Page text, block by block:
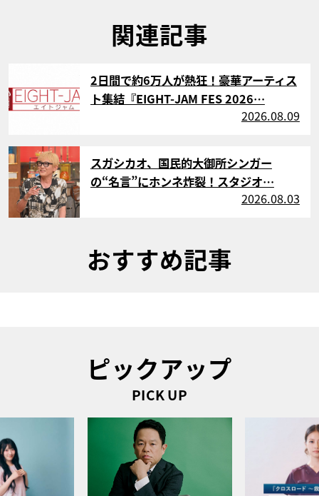
関連記事
2日間で約6万人が熱狂！豪華アーティス
ト集結『EIGHT-JAM FES 2026…
2026.08.09
スガシカオ、国民的大御所シンガー
の“名言”にホンネ炸裂！スタジオ…
2026.08.03
おすすめ記事
ピックアップ
PICK UP